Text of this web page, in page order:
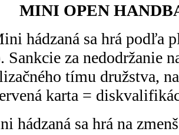
MINI OPEN
hádzaná sa hrá podľa
Sankcie za nedodržanie
tímu družstva,
karta =
hádzaná sa hrá na